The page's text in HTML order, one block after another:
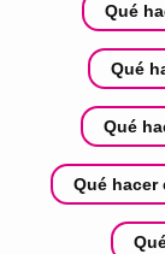
Qué
Qué
Qué
Qué hacer